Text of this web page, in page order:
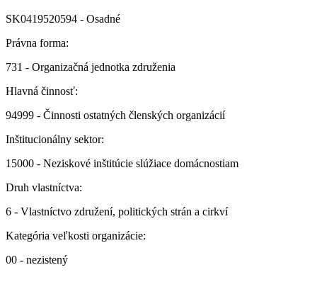
SK0419520594 - Osadné
Právna forma:
731 - Organizačná jednotka združenia
Hlavná činnosť:
94999 - Činnosti ostatných členských organizácií
Inštitucionálny sektor:
15000 - Neziskové inštitúcie slúžiace domácnostiam
Druh vlastníctva:
6 - Vlastníctvo združení, politických strán a cirkví
Kategória veľkosti organizácie:
00 - nezistený